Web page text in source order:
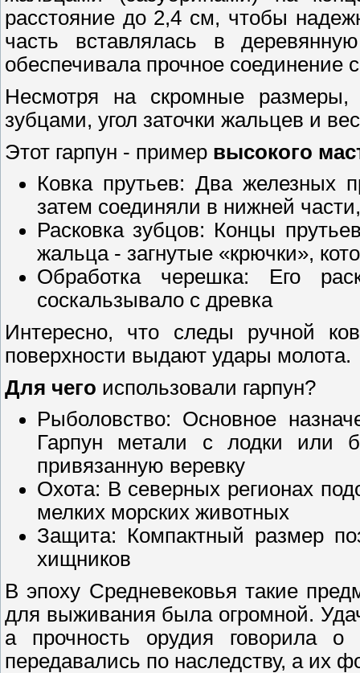
расстояние до 2,4 см, чтобы
часть вставлялась в
обеспечивала прочное соединение
Несмотря на скромные
зубцами, угол заточки жальцев и
Этот гарпун - пример высокого
Ковка прутьев: Два железных
затем соединяли в нижней
Расковка зубцов: Концы
жальца - загнутые «крючки»,
Обработка черешка: Его
соскальзывало с древка
Интересно, что следы ручной
поверхности выдают удары молота.
Для чего использовали гарпун?
Рыболовство: Основное
Гарпун метали с лодки или
привязанную веревку
Охота: В северных регионах
мелких морских животных
Защита: Компактный размер
хищников
В эпоху Средневековья такие
для выживания была огромной.
а прочность орудия говорила о
передавались по наследству, а их